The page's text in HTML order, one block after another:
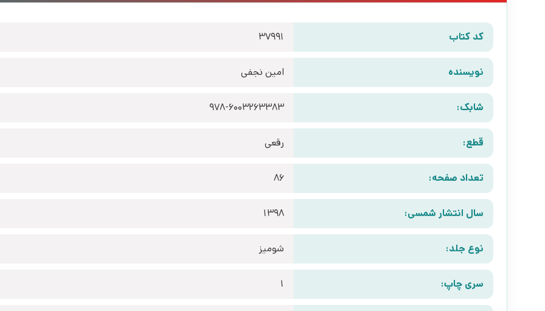
کد کتاب 37991
نویسنده امین نجفی
شابک: 978-6003263383
قطع: رقعی
تعداد صفحه: 86
سال انتشار شمسی: 1398
نوع جلد: شومیز
سری چاپ: 1